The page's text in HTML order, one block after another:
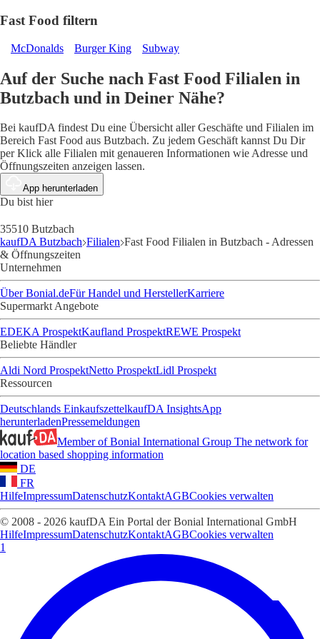
Fast Food filtern
McDonalds Burger King Subway
Auf der Suche nach Fast Food Filialen in
Butzbach und in Deiner Nähe?
Bei kaufDA findest Du eine Übersicht aller Geschäfte und Filialen im
Bereich Fast Food aus Butzbach. Zu jedem Geschäft kannst Du Dir
per Klick alle Filialen mit genaueren Informationen wie Adresse und
Öffnungszeiten anzeigen lassen.
App herunterladen
Du bist hier
35510 Butzbach
kaufDA Butzbach Filialen Fast Food Filialen in Butzbach - Adressen
& Öffnungszeiten
Unternehmen
Über Bonial.deFür Handel und HerstellerKarriere
Supermarkt Angebote
EDEKA ProspektKaufland ProspektREWE Prospekt
Beliebte Händler
Aldi Nord ProspektNetto ProspektLidl Prospekt
Ressourcen
Deutschlands EinkaufszettelkaufDA InsightsApp
herunterladenPressemeldungen
Member of Bonial International Group The network for
location based shopping information
DE
FR
HilfeImpressumDatenschutzKontaktAGBCookies verwalten
© 2008 - 2026 kaufDA Ein Portal der Bonial International GmbH
HilfeImpressumDatenschutzKontaktAGBCookies verwalten
1